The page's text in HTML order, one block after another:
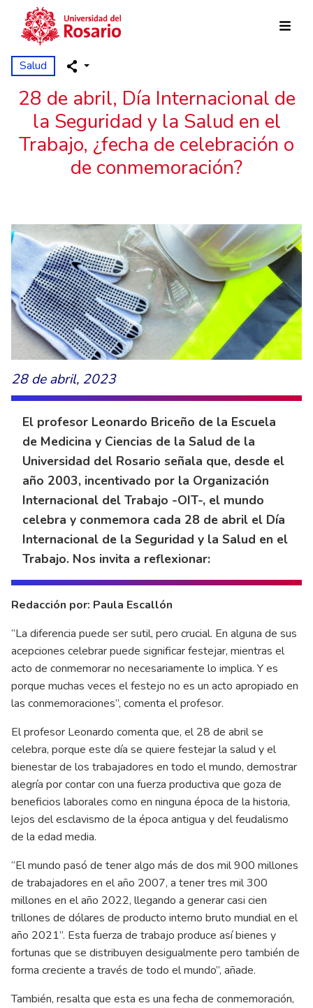
Pasar al contenido principal
Salud
28 de abril, Día Internacional de
la Seguridad y la Salud en el
Trabajo, ¿fecha de celebración o
de conmemoración?
28 de abril, 2023
El profesor Leonardo Briceño de la Escuela
de Medicina y Ciencias de la Salud de la
Universidad del Rosario señala que, desde el
año 2003, incentivado por la Organización
Internacional del Trabajo -OIT-, el mundo
celebra y conmemora cada 28 de abril el Día
Internacional de la Seguridad y la Salud en el
Trabajo. Nos invita a reflexionar:
Redacción por: Paula Escallón
“La diferencia puede ser sutil, pero crucial. En alguna de sus
acepciones celebrar puede significar festejar, mientras el
acto de conmemorar no necesariamente lo implica. Y es
porque muchas veces el festejo no es un acto apropiado en
las conmemoraciones”, comenta el profesor.
El profesor Leonardo comenta que, el 28 de abril se
celebra, porque este día se quiere festejar la salud y el
bienestar de los trabajadores en todo el mundo, demostrar
alegría por contar con una fuerza productiva que goza de
beneficios laborales como en ninguna época de la historia,
lejos del esclavismo de la época antigua y del feudalismo
de la edad media.
“El mundo pasó de tener algo más de dos mil 900 millones
de trabajadores en el año 2007, a tener tres mil 300
millones en el año 2022, llegando a generar casi cien
trillones de dólares de producto interno bruto mundial en el
año 2021”. Esta fuerza de trabajo produce así bienes y
fortunas que se distribuyen desigualmente pero también de
forma creciente a través de todo el mundo”, añade.
También, resalta que esta es una fecha de conmemoración,